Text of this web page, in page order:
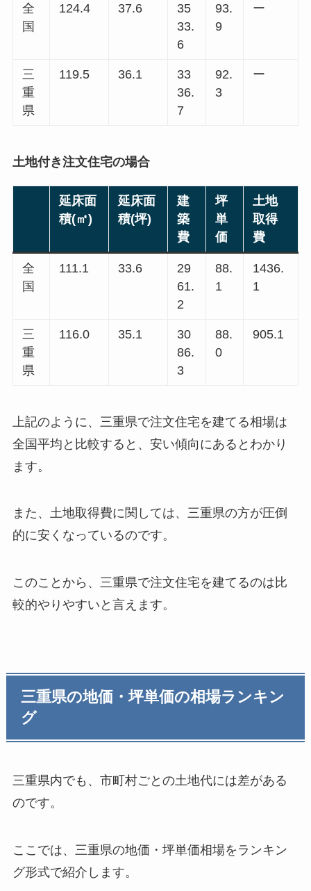
全
国
124.4 37.6
35
33.
6
93.
9
ー
三
重
県
119.5 36.1
33
36.
7
92.
3
ー
土地付き注文住宅の場合
延床面
積(㎡)
延床面
積(坪)
建
築
費
坪
単
価
土地
取得
費
全
国
111.1 33.6
29
61.
2
88.
1
1436.
1
三
重
県
116.0 35.1
30
86.
3
88.
0
905.1
上記のように、三重県で注文住宅を建てる相場は
全国平均と比較すると、安い傾向にあるとわかり
ます。
また、土地取得費に関しては、三重県の方が圧倒
的に安くなっているのです。
このことから、三重県で注文住宅を建てるのは比
較的やりやすいと言えます。
三重県の地価・坪単価の相場ランキン
グ
三重県内でも、市町村ごとの土地代には差がある
のです。
ここでは、三重県の地価・坪単価相場をランキン
グ形式で紹介します。